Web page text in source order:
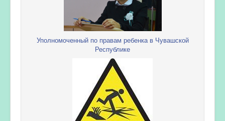
Уполномоченный по правам ребенка в Чувашской
Республике